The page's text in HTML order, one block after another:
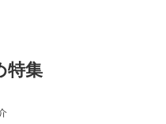
特集